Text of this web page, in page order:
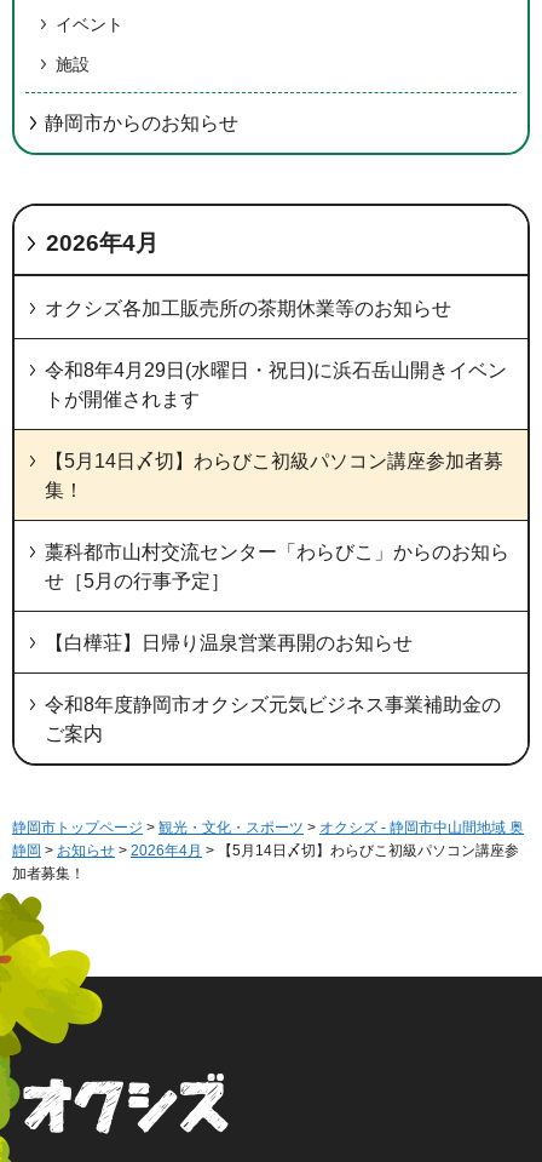
イベント
施設
静岡市からのお知らせ
2026年4月
オクシズ各加工販売所の茶期休業等のお知らせ
令和8年4月29日(水曜日・祝日)に浜石岳山開きイベン
トが開催されます
【5月14日〆切】わらびこ初級パソコン講座参加者募
集！
藁科都市山村交流センター「わらびこ」からのお知ら
せ［5月の行事予定］
【白樺荘】日帰り温泉営業再開のお知らせ
令和8年度静岡市オクシズ元気ビジネス事業補助金の
ご案内
静岡市トップページ > 観光・文化・スポーツ > オクシズ - 静岡市中山間地域 奥
静岡 > お知らせ > 2026年4月 > 【5月14日〆切】わらびこ初級パソコン講座参
加者募集！